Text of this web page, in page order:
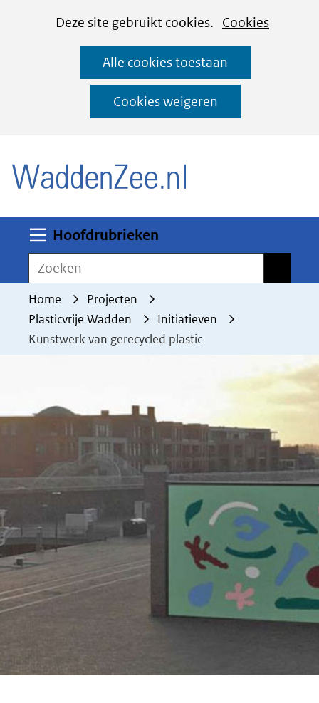
CookiesDeze site gebruikt cookies. Cookies
deze
worden
toegestaan
geweigerd.
Alle cookies toestaan
Cookies weigeren
Ga
naar
de
inhoud
Hoofdrubrieken
Zoeken
Home
Projecten
Plasticvrije Wadden
Initiatieven
Kunstwerk van gerecycled plastic